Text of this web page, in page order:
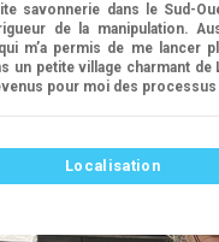
savonnerie dans le Sud-
de la manipulation.
m’a permis de me
un petite village charmant
pour moi des processus
Localisation